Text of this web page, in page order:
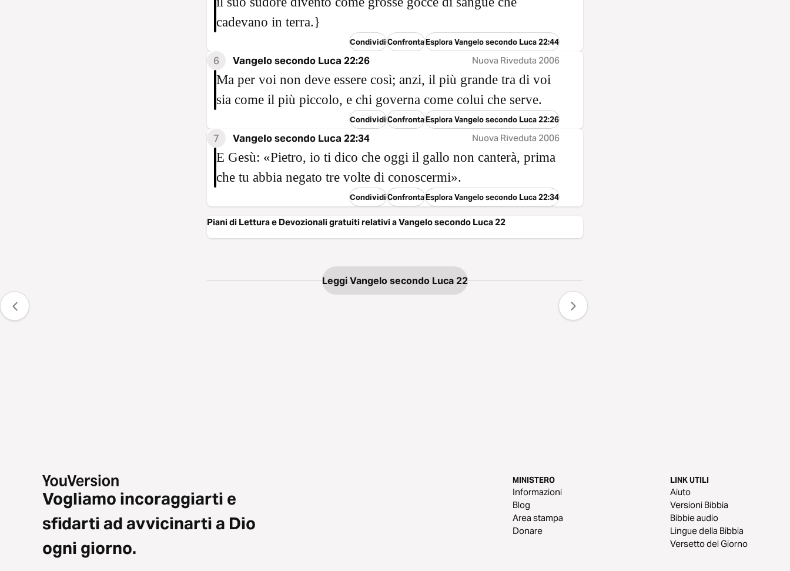
cadevano in terra.}
CondividiConfrontaEsplora Vangelo secondo Luca 22:44
6 Vangelo secondo Luca 22:26 Nuova Riveduta 2006
Ma per voi non deve essere così; anzi, il più grande tra di voi
sia come il più piccolo, e chi governa come colui che serve.
CondividiConfrontaEsplora Vangelo secondo Luca 22:26
7 Vangelo secondo Luca 22:34 Nuova Riveduta 2006
E Gesù: «Pietro, io ti dico che oggi il gallo non canterà, prima
che tu abbia negato tre volte di conoscermi».
CondividiConfrontaEsplora Vangelo secondo Luca 22:34
Piani di Lettura e Devozionali gratuiti relativi a Vangelo secondo Luca 22
Leggi Vangelo secondo Luca 22
Vogliamo incoraggiarti e
sfidarti ad avvicinarti a Dio
ogni giorno.
MINISTERO
Informazioni
Blog
Area stampa
Donare
LINK UTILI
Aiuto
Versioni Bibbia
Bibbie audio
Lingue della Bibbia
Versetto del Giorno